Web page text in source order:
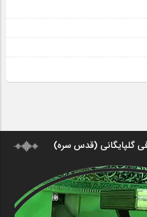
گلپایگانی (قدس سره)